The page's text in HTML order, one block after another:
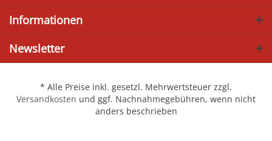
Informationen
Newsletter
* Alle Preise inkl. gesetzl. Mehrwertsteuer zzgl.
Versandkosten und ggf. Nachnahmegebühren, wenn nicht
anders beschrieben